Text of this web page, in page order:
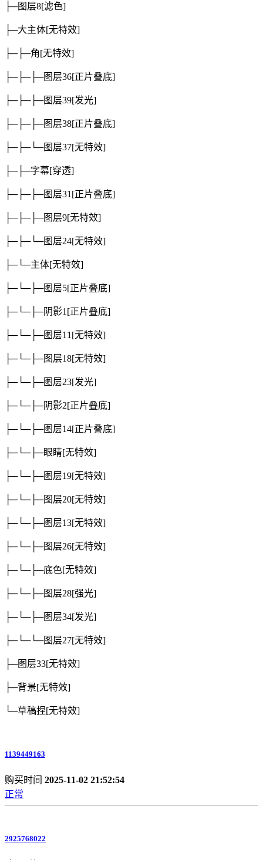
├─图层8[滤色]
├─大主体[无特效]
├─├─角[无特效]
├─├─├─图层36[正片叠底]
├─├─├─图层39[发光]
├─├─├─图层38[正片叠底]
├─├─└─图层37[无特效]
├─├─字幕[穿透]
├─├─├─图层31 [正片叠底]
├─├─├─图层9[无特效]
├─├─└─图层24[无特效]
├─└─主体[无特效]
├─└─├─图层5[正片叠底]
├─└─├─阴影1 [正片叠底]
├─└─├─图层11 [无特效]
├─└─├─图层18[无特效]
├─└─├─图层23[发光]
├─└─├─阴影2[正片叠底]
├─└─├─图层14[正片叠底]
├─└─├─眼睛[无特效]
├─└─├─图层19[无特效]
├─└─├─图层20[无特效]
├─└─├─图层13[无特效]
├─└─├─图层26[无特效]
├─└─├─底色[无特效]
├─└─├─图层28[强光]
├─└─├─图层34[发光]
├─└─└─图层27[无特效]
├─图层33[无特效]
├─背景[无特效]
└─草稿捏[无特效]
1139449163
购买时间 2025-11-02 21:52:54
正常
2925768022